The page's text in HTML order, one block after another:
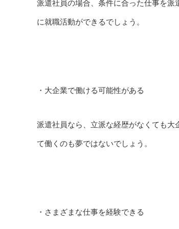
派遣社員の場合、条件に合った仕事を
に就職活動ができるでしょう。
・大企業で働ける可能性がある
派遣社員なら、立派な経歴がなくても
て働くのも夢ではないでしょう。
・さまざまな仕事を経験できる